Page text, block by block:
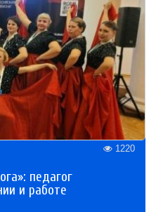
1220
педагог
и работе